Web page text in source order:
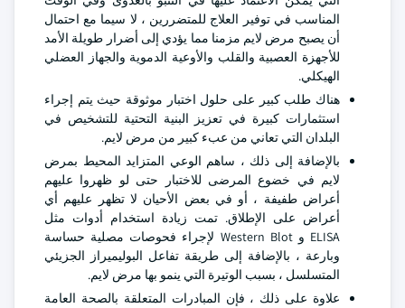
المناسب في توفير العلاج للمتضررين ، لا سيما مع احتمال
أن يصبح مرض لايم مزمنا مما يؤدي إلى أضرار طويلة الأمد
للأجهزة العصبية والقلب والأوعية الدموية والجهاز العضلي
الهيكلي.
هناك طلب كبير على حلول اختبار موثوقة حيث يتم إجراء
استثمارات كبيرة في تعزيز البنية التحتية للتشخيص في
البلدان التي تعاني من عبء كبير من مرض لايم.
بالإضافة إلى ذلك ، ساهم الوعي المتزايد المحيط بمرض
لايم في خضوع المرضى للاختبار حتى لو ظهروا عليهم
أعراض طفيفة ، أو في بعض الأحيان لا تظهر عليهم أي
أعراض على الإطلاق. تمت زيادة استخدام أدوات مثل
ELISA و Western Blot لإجراء فحوصات مصلية حساسة
وبارعة ، بالإضافة إلى طريقة تفاعل البوليميراز الجزيئي
المتسلسل ، بسبب الوتيرة التي ينمو بها مرض لايم.
علاوة على ذلك ، فإن المبادرات المتعلقة بالصحة العامة